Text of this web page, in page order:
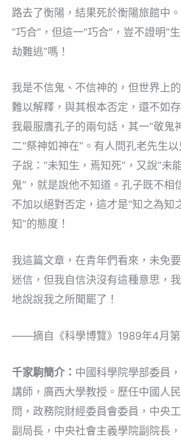
路去了衡陽，結果死於衡陽旅館中
“巧合”，但這一“巧合”，豈不證明“
劫難逃”嗎！
我是不信鬼、不信神的，但世界上
難以解釋，與其根本否定，還不如
我最服膺孔子的兩句話，其一“敬鬼
二“祭神如神在”。有人問孔老先生
子說：“未知生，焉知死”，又說“未
鬼”，就是說他不知道。孔子既不相
不加以絕對否定，這才是“知之為知
知”的態度！
我這篇文章，在青年們看來，未免
迷信，但我自信決沒有這種意思，
地說說我之所聞罷了！
——摘自《科學博覽》1989年4月
千家駒簡介： 中國科學院學部委員
講師，廣西大學教授。歷任中國人
問，政務院財經委員會委員，中央
副局長，中央社會主義學院副院長